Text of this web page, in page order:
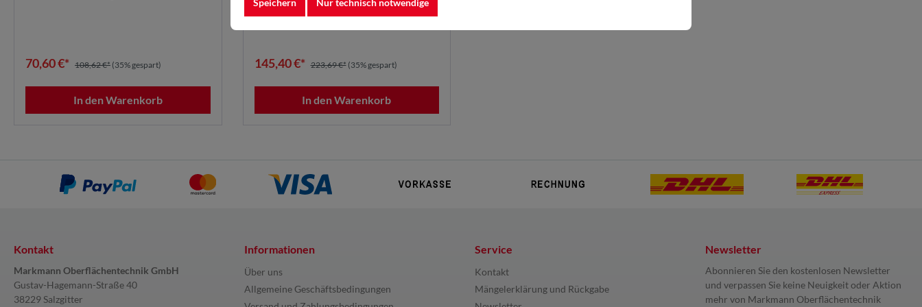
70,60 €* 108,62 €* (35% gespart)
In den Warenkorb
145,40 €* 223,69 €* (35% gespart)
In den Warenkorb
Kontakt
Markmann Oberflächentechnik GmbH
Gustav-Hagemann-Straße 40
38229 Salzgitter
Informationen
Über uns
Allgemeine Geschäftsbedingungen
Service
Kontakt
Mängelerklärung und Rückgabe
Newsletter
Abonnieren Sie den kostenlosen Newsletter
und verpassen Sie keine Neuigkeit oder Aktion
mehr von Markmann Oberflächentechnik